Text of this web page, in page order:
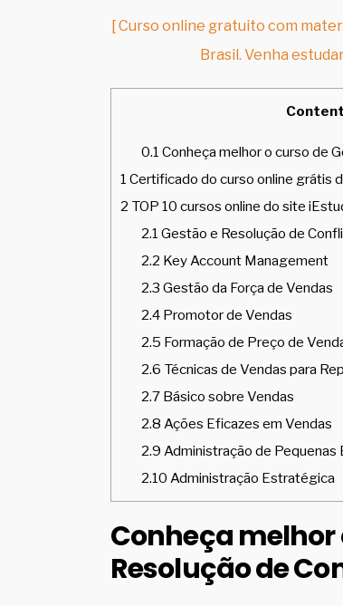
[ Curso online gratuito com
Brasil. Venha
0.1 Conheça melhor o curso de
1 Certificado do curso online grátis
2 TOP 10 cursos online do site
2.1 Gestão e Resolução de
2.2 Key Account Management
2.3 Gestão da Força de Vendas
2.4Promotor de Vendas
2.5 Formação de Preço de
2.6 Técnicas de Vendas para
2.7Básico sobre Vendas
2.8 Ações Eficazes em Vendas
2.9 Administração de Pequenas
2.10 Administração Estratégica
Conheça melhor
Resolução de